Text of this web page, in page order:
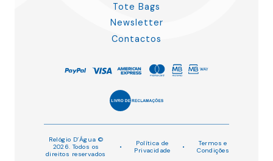
Tote Bags
Newsletter
Contactos
Relógio D’Água ©
2026. Todos os
direitos reservados
•
Política de
Privacidade
•
Termos e
Condições